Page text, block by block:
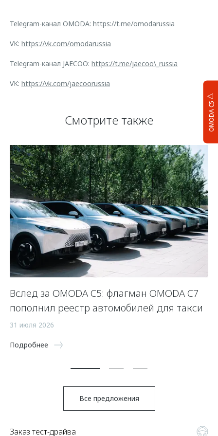
OMODA C5
Telegram-канал OMODA: https://t.me/omodarussia
VK: https://vk.com/omodarussia
Telegram-канал JAECOO: https://t.me/jaecoo\_russia
VK: https://vk.com/jaecoorussia
Смотрите также
Вслед за OMODA C5: флагман OMODA C7
пополнил реестр автомобилей для такси
31 июля 2026
Подробнее
Все предложения
Заказ тест-драйва